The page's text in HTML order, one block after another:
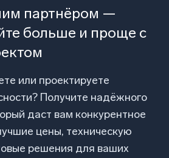
партнёром —
больше и проще с
или проектируете
Получите надёжного
даст вам конкурентное
цены, техническую
решения для ваших